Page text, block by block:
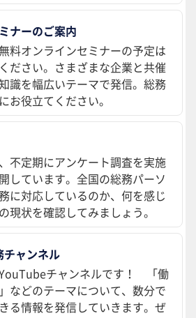
ナーのご案内
料オンラインセミナーの予定は
ださい。さまざまな企業と共催
識を幅広いテーマで発信。総務
お役立てください。
不定期にアンケート調査を実施
しています。全国の総務パーソ
に対応しているのか、何を感じ
現状を確認してみましょう。
ャンネル
YouTubeチャンネルです！ 「働
などのテーマについて、数分で
る情報を発信していきます。ぜ